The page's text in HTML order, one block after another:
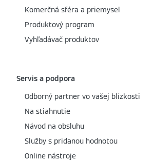
Komerčná sféra a priemysel
Produktový program
Vyhľadávač produktov
Servis a podpora
Odborný partner vo vašej blízkosti
Na stiahnutie
Návod na obsluhu
Služby s pridanou hodnotou
Online nástroje